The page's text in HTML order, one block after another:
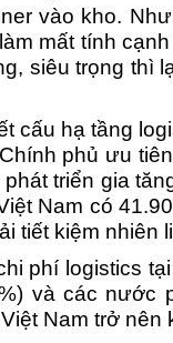
vào kho.
mất tính
siêu trọng thì
cấu hạ tầng
phủ ưu
triển gia
Nam có
tiết kiệm
phí logistics
và các nước
Nam trở